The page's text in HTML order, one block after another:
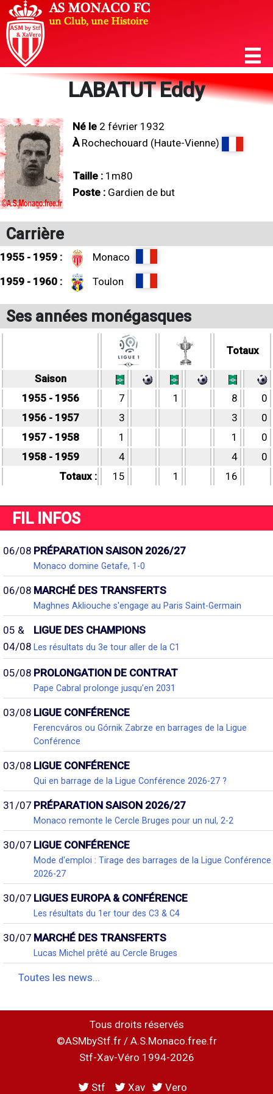
LABATUT Eddy
Né le 2 février 1932
ÀRochechouard (Haute-Vienne)
Taille : 1m80
Poste : Gardien de but
Carrière
1955 - 1959 :
Monaco
1959 - 1960 :
Toulon
Ses années monégasques
Totaux
Saison
1955 - 1956
7 1 8
0
1956 - 1957
3 3
0
1957 - 1958
1 1
0
1958 - 1959
4 4
0
Totaux :
15 1 16
FIL INFOS
06/08 PRÉPARATION SAISON 2026/27
Monaco domine Getafe, 1-0
06/08 MARCHÉ DES TRANSFERTS
Maghnes Akliouche s'engage au Paris Saint-Germain
05 &
04/08
LIGUE DES CHAMPIONS
Les résultats du 3e tour aller de la C1
05/08 PROLONGATION DE CONTRAT
Pape Cabral prolonge jusqu'en 2031
03/08 LIGUE CONFÉRENCE
Ferencváros ou Górnik Zabrze en barrages de la Ligue
Conférence
03/08 LIGUE CONFÉRENCE
Qui en barrage de la Ligue Conférence 2026-27 ?
31/07 PRÉPARATION SAISON 2026/27
Monaco remonte le Cercle Bruges pour un nul, 2-2
30/07 LIGUE CONFÉRENCE
Mode d'emploi : Tirage des barrages de la Ligue Conférence
2026-27
30/07 LIGUES EUROPA & CONFÉRENCE
Les résultats du 1er tour des C3 & C4
30/07 MARCHÉ DES TRANSFERTS
Lucas Michel prêté au Cercle Bruges
Toutes les news...
Tous droits réservés
©ASMbyStf.fr / A.S.Monaco.free.fr
Stf-Xav-Véro 1994-2026
Stf Xav Vero